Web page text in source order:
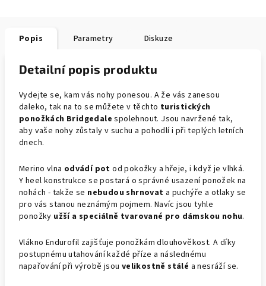
Popis Parametry Diskuze
Detailní popis produktu
Vydejte se, kam vás nohy ponesou. A že vás zanesou
daleko, tak na to se můžete v těchto turistických
ponožkách Bridgedale spolehnout. Jsou navržené tak,
aby vaše nohy zůstaly v suchu a pohodlí i při teplých letních
dnech.
Merino vlna odvádí pot od pokožky a hřeje, i když je vlhká.
Y heel konstrukce se postará o správné usazení ponožek na
nohách - takže se nebudou shrnovat a puchýře a otlaky se
pro vás stanou neznámým pojmem. Navíc jsou tyhle
ponožky užší a speciálně tvarované pro dámskou nohu.
Vlákno Endurofil zajišťuje ponožkám dlouhověkost. A díky
postupnému utahování každé příze a následnému
napařování při výrobě jsou velikostně stálé a nesráží se.